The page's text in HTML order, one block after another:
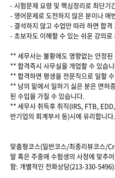
- 시험문제 요령 및 핵심정리로 최단기
- 영어문제로 도전하지 않은 분이나 매
- 결석하지 않고 수업만 따라 하면 합격
- 초보자도 이해할 수 있는 쉬운 강의로
** 세무사는 불황에도 영향없는 안정
** 합격즉시 사무실을 개업할 수 있습
** 합격하면 평생을 전문직으로 일할
** 남의 밑에서 일하기 싫은 분은 면허
된 수입을 가질 수 있습니다.
** 세무사 취득후 취직(IRS, FTB,
반기업의 회계부서 등)시에 유리합니다.
맞춤형코스(일반코스/최종리뷰코스/
말 혹은 주중에 수험생의 사정에 맞추
함: 개별적인 전화상담(213-330-